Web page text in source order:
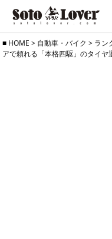
Skip
to
HOME > 自動車・バイク > ラン
アで頼れる「本格四駆」のタイヤ